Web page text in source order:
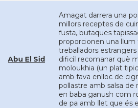
Abu El Sid
Amagat darrera una
millors receptes de
fusta, butaques
proporcionen una
treballadors
dificil recomanar què
moloukhia (un plat
amb fava enlloc de
pollastre amb salsa de
en baba ganush com
de pa amb llet que és